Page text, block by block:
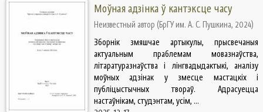
Моўная адзінка ў кантэксце часу
Неизвестный автор (БрГУ им. А. С. Пушкина, 2024)
Зборнік змяшчае артыкулы, прысвечаныя
актуальным праблемам мовазнаўства,
літаратуразнаўства і лінгвадыдактыкі, аналізу
моўных адзінак у змесце мастацкіх і
публіцыстычных твораў. Адрасуецца
настаўнікам, студэнтам, усім, ...